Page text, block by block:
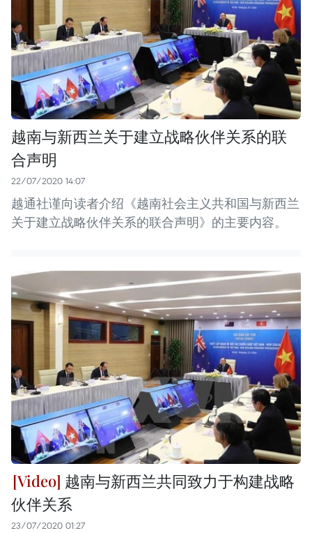
越南与新西兰关于建立战略伙伴关系的联
合声明
22/07/2020 14:07
越通社谨向读者介绍《越南社会主义共和国与新西兰
关于建立战略伙伴关系的联合声明》的主要内容。
越南与新西兰共同致力于构建战略
伙伴关系
23/07/2020 01:27